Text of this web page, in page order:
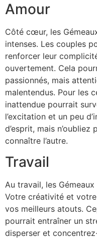
Amour
Côté cœur, les
intenses. Les couples
renforcer leur
ouvertement. Cela
passionnés, mais
malentendus. Pour les
inattendue pourrait
l’excitation et un peu
d’esprit, mais
connaître l’autre.
Travail
Au travail, les
Votre créativité et
vos meilleurs atouts.
pourrait entraîner un
disperser et